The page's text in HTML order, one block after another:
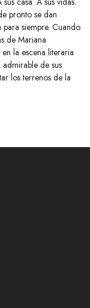
pronto se dan
siempre. Cuando
de Mariana
la escena literaria
de sus
los terrenos de la